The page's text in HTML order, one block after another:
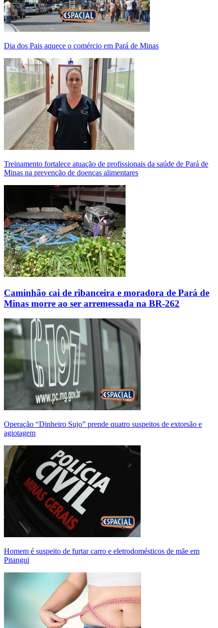
Dia dos Pais aquece o comércio em Pará de Minas
Treinamento fortalece atuação de profissionais da saúde de Pará de
Minas na prevenção de doenças alimentares
Caminhão cai de ribanceira e moradora de Pará de
Minas morre ao ser arremessada na BR-262
Operação “Dinheiro Sujo” prende quatro suspeitos de extorsão e
agiotagem
Homem é suspeito de furtar carro e eletrodomésticos de mãe em
Pitangui